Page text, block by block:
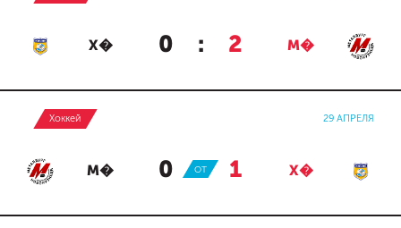
Х� 0 : 2 М�
Хоккей 29 АПРЕЛЯ
М� 0 : 1 Х�
ОТ